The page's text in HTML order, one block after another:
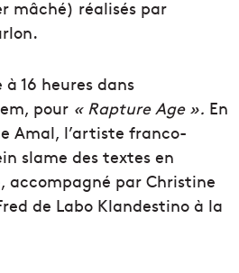
mâché) réalisés par
16 heures dans
pour « Rapture Age ». En
Amal, l’artiste franco-
slame des textes en
accompagné par Christine
de Labo Klandestino à la